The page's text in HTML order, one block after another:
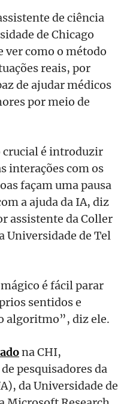
de ciência
de Chicago
ver como o método
reais, por
de ajudar médicos
por meio de
crucial é introduzir
interações com os
façam uma pausa
a ajuda da IA, diz
assistente da Coller
Universidade de Tel
é fácil parar
sentidos e
algoritmo”, diz ele.
na CHI,
pesquisadores da
da Universidade de